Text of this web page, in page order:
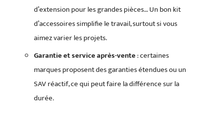
d’extension pour les grandes pièces… Un bon kit
d’accessoires simplifie le travail, surtout si vous
aimez varier les projets.
Garantie et service après-vente: certaines
marques proposent des garanties étendues ou un
SAV réactif, ce qui peut faire la différence sur la
durée.